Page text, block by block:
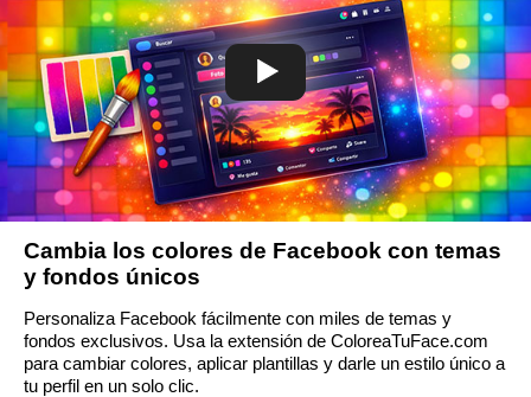
Cambia los colores de Facebook con temas
y fondos únicos
Personaliza Facebook fácilmente con miles de temas y
fondos exclusivos. Usa la extensión de ColoreaTuFace.com
para cambiar colores, aplicar plantillas y darle un estilo único a
tu perfil en un solo clic.